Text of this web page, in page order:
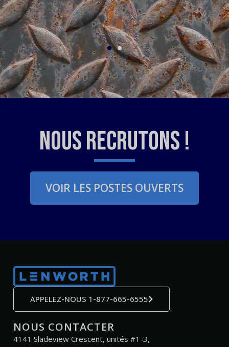
Nous recrutons !
VOIR LES POSTES OUVERTS
APPELEZ-NOUS 1-877-665-6555
NOUS CONTACTER
4141 Sladeview Crescent, unités #1-3,